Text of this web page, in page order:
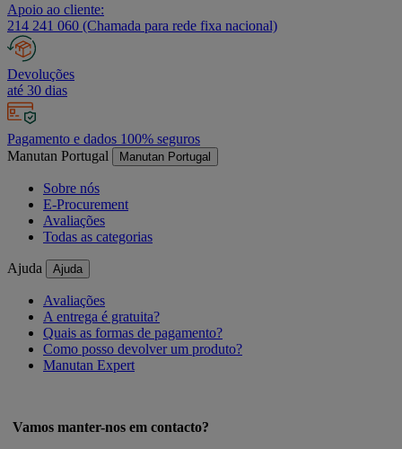
Apoio ao cliente:
214 241 060 (Chamada para rede fixa nacional)
Devoluções
até 30 dias
Pagamento e dados 100% seguros
Manutan Portugal
Manutan Portugal
Sobre nós
E-Procurement
Avaliações
Todas as categorias
Ajuda Ajuda
Avaliações
A entrega é gratuita?
Quais as formas de pagamento?
Como posso devolver um produto?
Manutan Expert
Vamos manter-nos em contacto?